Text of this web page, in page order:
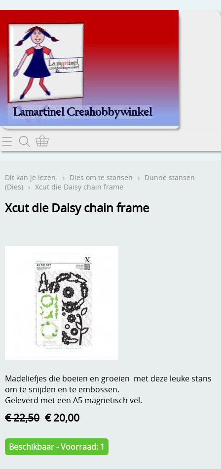
Home
Contact
Webwinkel
Andere
Boeken en magazines
Dies om te stansen
DVD-CD
Handige extra's
Hechtingsmaterialen
Hout , MDF, kartonmateriaal, steen
Kneedmateriaal
Verzend - en verpakkingsk
Mijn account
Anders creatief
Dit kan je lezen. › Dies om te stansen › Dunne stansen
(Dies) › Xcut die Daisy chain frame
Xcut die Daisy chain frame
Madeliefjes die boeien en groeien met deze leuke stans
om te snijden en te embossen.
Geleverd met een A5 magnetisch vel.
€ 22,50 € 20,00
Beschikbaar - Voorraad: 1